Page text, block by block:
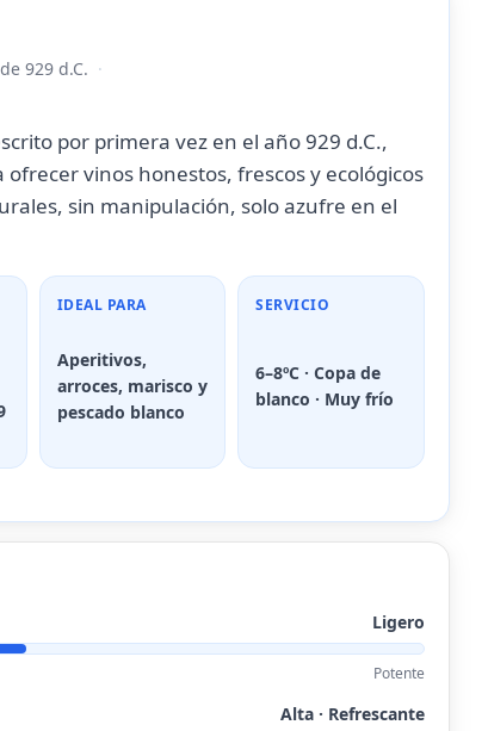
929 d.C.
por primera vez en el año 929 d.C.,
vinos honestos, frescos y ecológicos
sin manipulación, solo azufre en el
IDEAL PARA
Aperitivos,
arroces, marisco y
pescado blanco
SERVICIO
6–8ºC · Copa de
blanco · Muy frío
Ligero
Potente
Alta · Refrescante